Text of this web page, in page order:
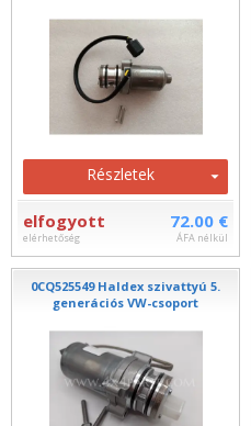
Részletek
elfogyott
elérhetőség
72.00 €
ÁFA nélkül
0CQ525549 Haldex szivattyú 5.
generációs VW-csoport